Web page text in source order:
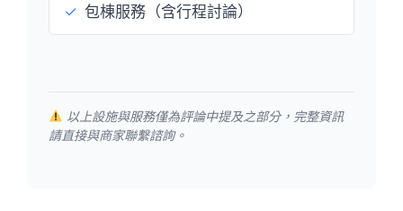
✓ 包棟服務（含行程討論）
以上設施與服務僅為評論中提及之部分，完整資訊
請直接與商家聯繫諮詢。